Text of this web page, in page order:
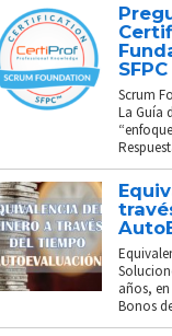
SFPC
Scrum
La Guía
años,
Bonos